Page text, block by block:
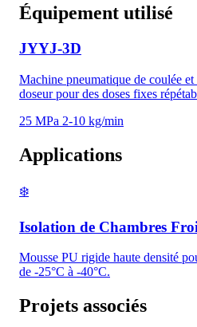
Équipement utilisé
JYYJ-3D
Machine pneumatique de coulée
doseur pour des doses fixes
l'injection de polyuréthane, le
25 MPa 2-10 kg/min
Applications
❄️
Isolation de Chambres
Mousse PU rigide haute densité
de -25°C à -40°C.
Projets associés